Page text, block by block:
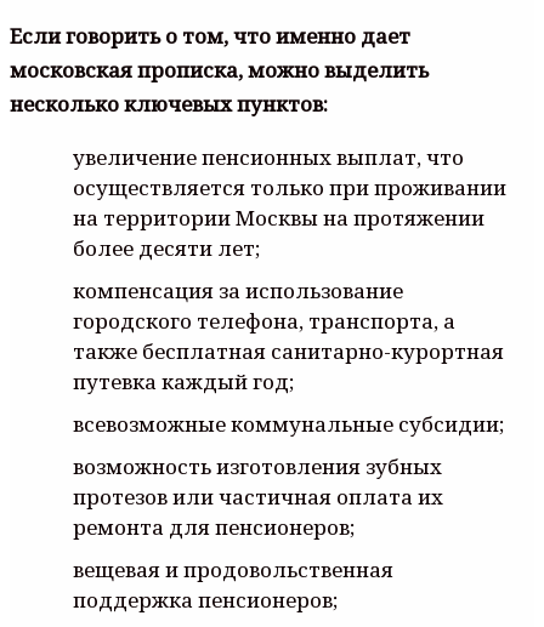
Если говорить о том, что именно дает
московская прописка, можно выделить
несколько ключевых пунктов:
увеличение пенсионных выплат, что
осуществляется только при проживании
на территории Москвы на протяжении
более десяти лет;
компенсация за использование
городского телефона, транспорта, а
также бесплатная санитарно-курортная
путевка каждый год;
всевозможные коммунальные субсидии;
возможность изготовления зубных
протезов или частичная оплата их
ремонта для пенсионеров;
вещевая и продовольственная
поддержка пенсионеров;